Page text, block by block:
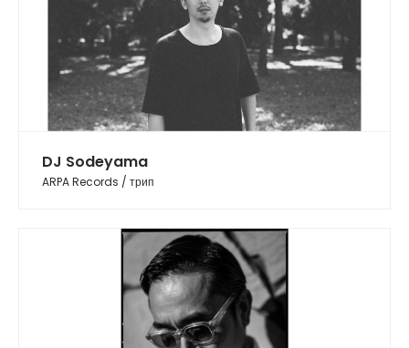
DJ Sodeyama
ARPA Records / трип